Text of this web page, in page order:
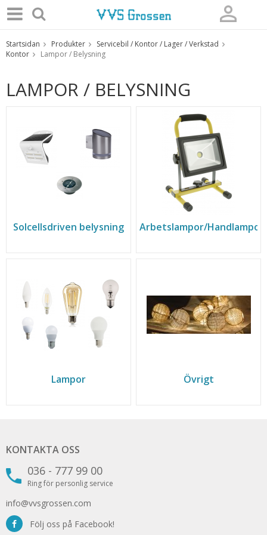
Produkten har blivit tillagd i varukorgen
Startsidan Produkter
Servicebil / Kontor / Lager / Verkstad
Kontor
Lampor / Belysning
LAMPOR / BELYSNING
Solcellsdriven belysning Arbetslampor/Handlampor
Lampor Övrigt
KONTAKTA OSS
036 - 777 99 00
Ring för personlig service
info@vvsgrossen.com
Följ oss på Facebook!